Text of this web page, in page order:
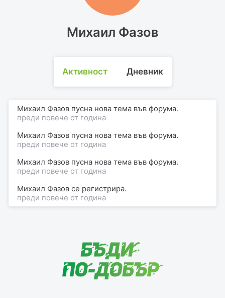
Михаил Фазов
Активност Дневник
Михаил Фазов пусна нова тема във форума.
преди повече от година
Михаил Фазов пусна нова тема във форума.
преди повече от година
Михаил Фазов пусна нова тема във форума.
преди повече от година
Михаил Фазов се регистрира.
преди повече от година